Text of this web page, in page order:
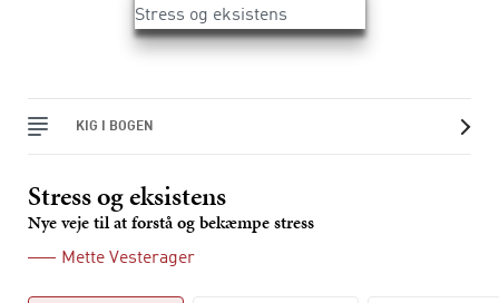
KIG I BOGEN
Stress og eksistens
Nye veje til at forstå og bekæmpe stress
Mette Vesterager